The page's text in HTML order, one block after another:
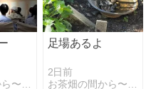
お茶畑の間から〜Ke-yaki Pottery
足場あるよ
2日前